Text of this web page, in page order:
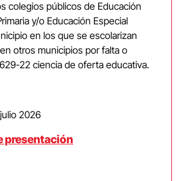
colegios públicos de Educación
y/o Educación Especial
en los que se escolarizan
otros municipios por falta o
22 ciencia de oferta educativa.
2026
presentación